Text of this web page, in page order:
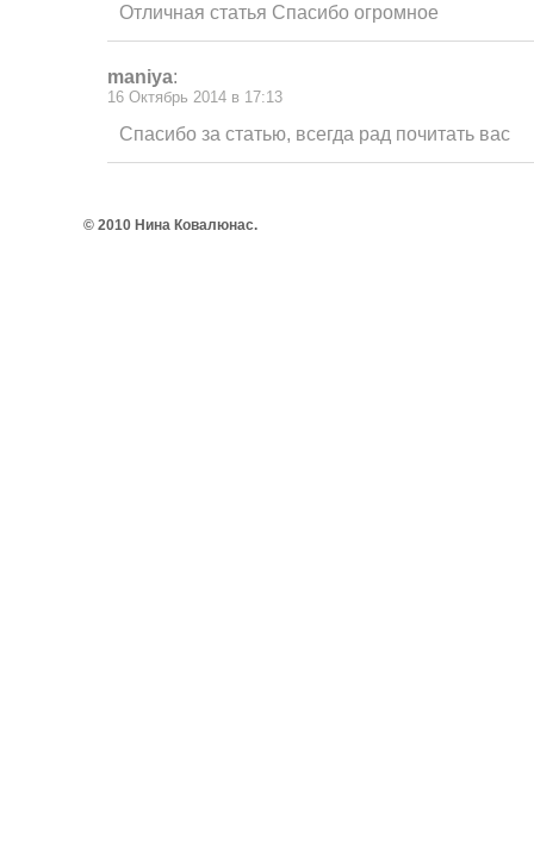
Отличная статья Спасибо огромное
maniya:
16 Октябрь 2014 в 17:13
Спасибо за статью, всегда рад почитать вас
© 2010 Нина Ковалюнас.